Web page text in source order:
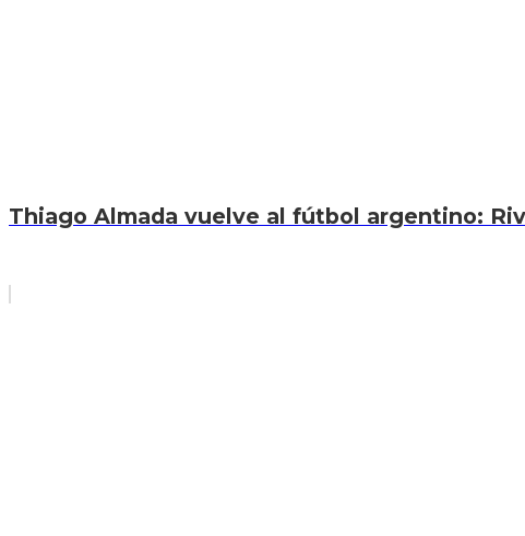
Thiago Almada vuelve al fútbol argentino: